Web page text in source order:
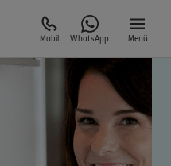
Mobil WhatsApp Menü